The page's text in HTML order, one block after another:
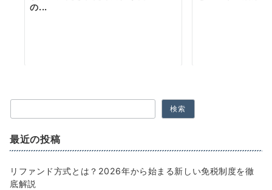
の...
検索
最近の投稿
リファンド方式とは？2026年から始まる新しい免税制度を徹
底解説